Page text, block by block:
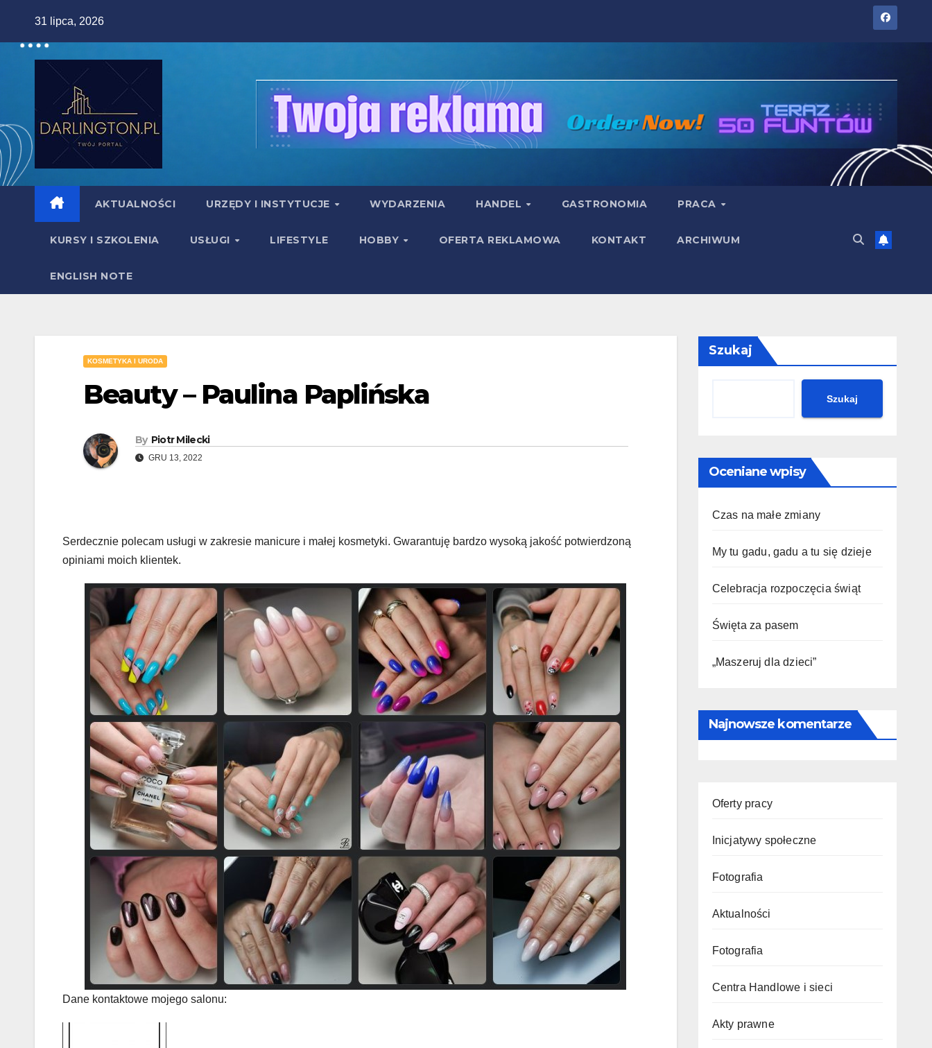
content
31 lipca, 2026
AKTUALNOŚCI URZĘDY I INSTYTUCJE WYDARZENIA HANDEL GASTRONOMIA PRACA
KURSY I SZKOLENIA USŁUGI LIFESTYLE HOBBY OFERTA REKLAMOWA KONTAKT ARCHIWUM
ENGLISH NOTE
KOSMETYKA I URODA
Beauty – Paulina Paplińska
By Piotr Milecki
GRU 13, 2022
Serdecznie polecam usługi w zakresie manicure i małej kosmetyki. Gwarantuję bardzo wysoką jakość potwierdzoną
opiniami moich klientek.
Dane kontaktowe mojego salonu:
Szukaj
Szukaj
Oceniane wpisy
Czas na małe zmiany
My tu gadu, gadu a tu się dzieje
Celebracja rozpoczęcia świąt
Święta za pasem
„Maszeruj dla dzieci”
Najnowsze komentarze
Oferty pracy
Inicjatywy społeczne
Fotografia
Aktualności
Fotografia
Centra Handlowe i sieci
Akty prawne